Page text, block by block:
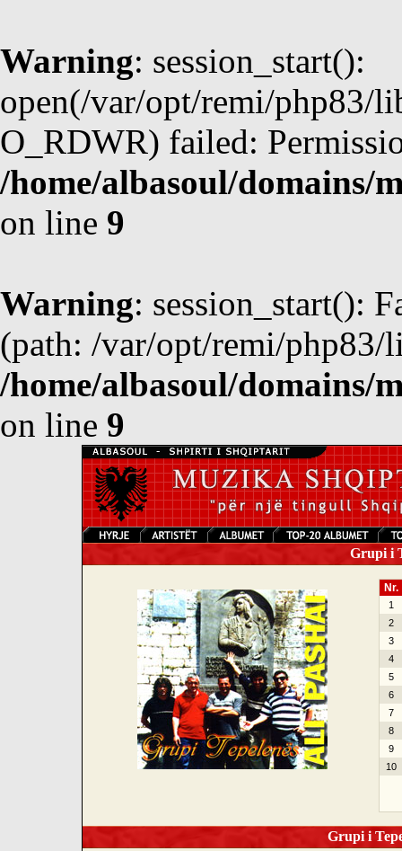
Warning: session_start():
open(/var/opt/remi/php83/
O_RDWR) failed:
/home/albasoul/domains/
on line 9
Warning: session_start():
(path: /var/opt/remi/php83/
/home/albasoul/domains/
on line 9
Grupi i
Nr.
1
2
3
4
5
6
7
8
9
10
Grupi i